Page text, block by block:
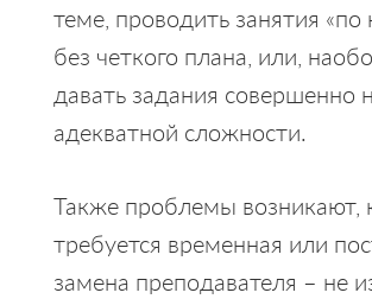
теме, проводить занятия «по
без четкого плана, или,
давать задания совершенно
адекватной сложности.
Также проблемы возникают,
требуется временная или
замена преподавателя – не